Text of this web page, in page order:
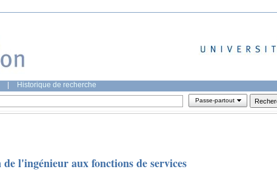
Historique de recherche
Passe-partout
l'ingénieur aux fonctions de services